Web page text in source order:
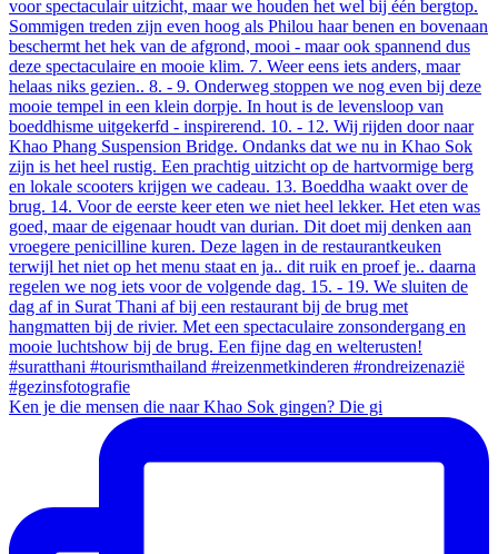
Ken je die mensen die naar Khao Sok gingen? Die gi